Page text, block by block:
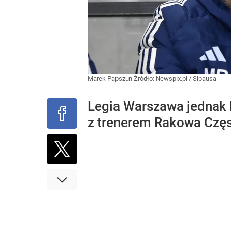
Marek Papszun Źródło: Newspix.pl / Sipausa
Legia Warszawa
z trenerem Rakowa